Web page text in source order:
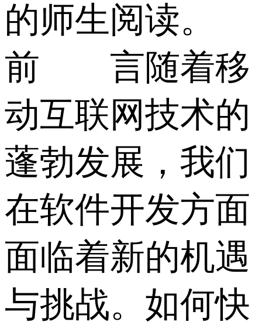
的师生阅读。
前 言随着移
动互联网技术的
蓬勃发展，我们
在软件开发方面
面临着新的机遇
与挑战。如何快